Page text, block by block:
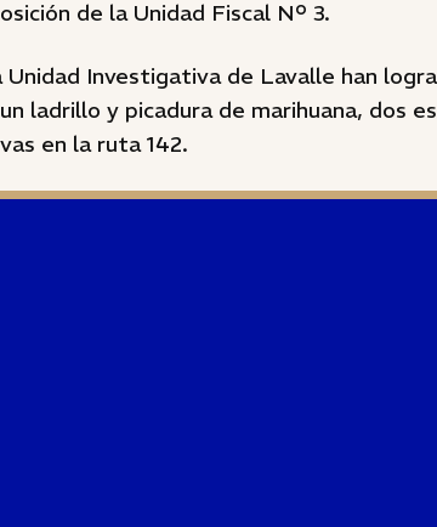
de la Unidad Fiscal Nº 3.
Investigativa de Lavalle han
ladrillo y picadura de marihuana, dos
en la ruta 142.